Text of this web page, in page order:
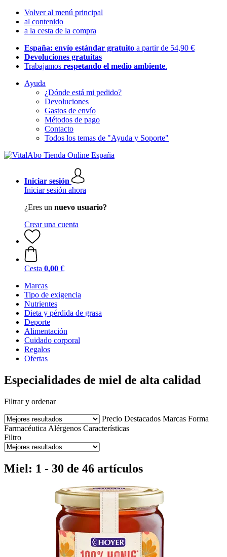
Volver al menú principal
al contenido
a la cesta de la compra
España: envío estándar gratuito a partir de 54,90 €
Devoluciones gratuitas
Trabajamos respetando el medio ambiente.
Ayuda
¿Dónde está mi pedido?
Devoluciones
Gastos de envío
Métodos de pago
Contacto
Todos los temas de "Ayuda y Soporte"
Iniciar sesión
Iniciar sesión ahora
¿Eres un nuevo usuario?
Crear una cuenta
Cesta 0,00 €
Marcas
Tipo de exigencia
Nutrientes
Dieta y pérdida de grasa
Deporte
Alimentación
Cuidado corporal
Regalos
Ofertas
Especialidades de miel de alta calidad
Filtrar y ordenar
Precio Destacados Marcas Forma
Farmacéutica Alérgenos Características
Filtro
Miel: 1 - 30 de 46 artículos